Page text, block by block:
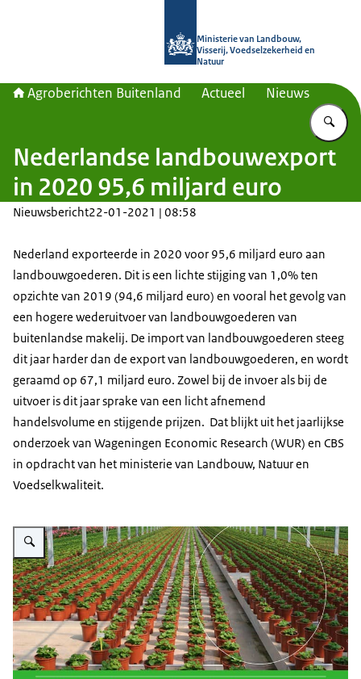
Ministerie van Landbouw,
Visserij, Voedselzekerheid en
Natuur
Agroberichten Buitenland Actueel Nieuws
Nederlandse landbouwexport
in 2020 95,6 miljard euro
Nieuwsbericht22-01-2021 | 08:58
Nederland exporteerde in 2020 voor 95,6 miljard euro aan
landbouwgoederen. Dit is een lichte stijging van 1,0% ten
opzichte van 2019 (94,6 miljard euro) en vooral het gevolg van
een hogere wederuitvoer van landbouwgoederen van
buitenlandse makelij. De import van landbouwgoederen steeg
dit jaar harder dan de export van landbouwgoederen, en wordt
geraamd op 67,1 miljard euro. Zowel bij de invoer als bij de
uitvoer is dit jaar sprake van een licht afnemend
handelsvolume en stijgende prijzen. Dat blijkt uit het jaarlijkse
onderzoek van Wageningen Economic Research (WUR) en CBS
in opdracht van het ministerie van Landbouw, Natuur en
Voedselkwaliteit.
Vergroot afbeelding De Nederlandse agrarische sector internationaal 2021